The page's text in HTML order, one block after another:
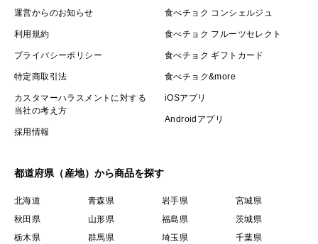
運営からのお知らせ
利用規約
プライバシーポリシー
特定商取引法
カスタマーハラスメントに対する
当社の考え方
採用情報
食べチョク コンシェルジュ
食べチョク フルーツセレクト
食べチョク ギフトカード
食べチョク&more
iOSアプリ
Androidアプリ
都道府県（産地）から商品を探す
北海道 青森県 岩手県
宮城県
秋田県
山形県 福島県
茨城県
栃木県
群馬県 埼玉県
千葉県